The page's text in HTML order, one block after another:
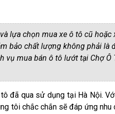
lựa chọn mua xe ô tô cũ hoặc
bảo chất lượng không phải là
mua bán ô tô lướt tại Chợ Ô
đã qua sử dụng tại Hà Nội.
tôi chắc chắn sẽ đáp ứng